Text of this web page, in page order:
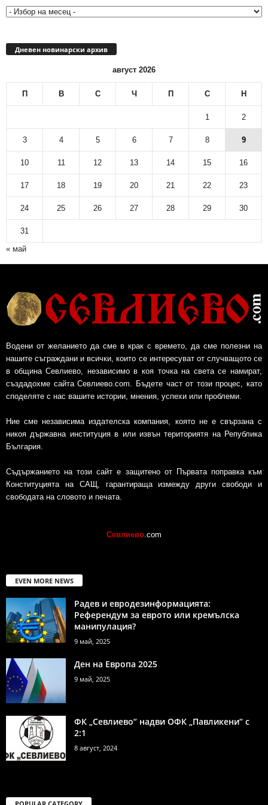
Дневен новинарски архив
август 2026
П В С Ч П С Н
1 2
3 4 5 6 7 8 9
10 11 12 13 14 15 16
17 18 19 20 21 22 23
24 25 26 27 28 29 30
31
« май
Водени от желанието да сме в крак с времето, да сме полезни на
нашите съграждани и всички, които се интересуват от случващото се
в община Севлиево, независимо в коя точка на света се намират,
създадохме сайта Севлиево.com. Бъдете част от този процес, като
споделяте с нас вашите истории, мнения, успехи или проблеми.
Ние сме независима издателска компания, която не е свързана с
никоя държавна институция в или извън териториятя на Република
България.
Съдържанието на този сайт е защитено от Първата поправка към
Конституцията на САЩ, гарантираща измежду други свободи и
свободата на словото и печата.
Севлиево .com
EVEN MORE NEWS
Радев и евродезинформацията:
Референдум за еврото или кремълска
манипулация?
9 май, 2025
Ден на Европа 2025
9 май, 2025
ФК „Севлиево“ надви ОФК „Павликени“ с
2:1
8 август, 2024